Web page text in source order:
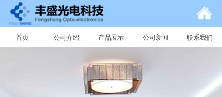
首页 公司介绍 产品展示 公司新闻 联系我们